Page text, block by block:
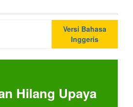
Versi Bahasa
Inggeris
Hilang Upaya